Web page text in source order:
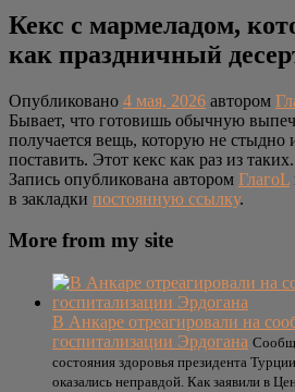
Кекс с мармеладом,
как праздничный
Опубликовано 4 мая, 2026 автором
Бывает, что готовишь обычную
получается вещь, которую не стыдно
поставить. Этот кекс как раз из таких.
Запись опубликована автором ГлагоL
в закладки постоянную ссылку.
More from my site
В Анкаре отреагировали на
госпитализации Эрдогана
состояния здоровья президента
оказались неправдой. Как заявили в